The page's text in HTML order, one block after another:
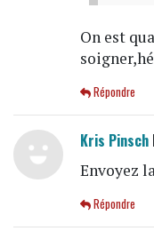
On est
Répondre
Kris Pinsch
Envoyez
Répondre